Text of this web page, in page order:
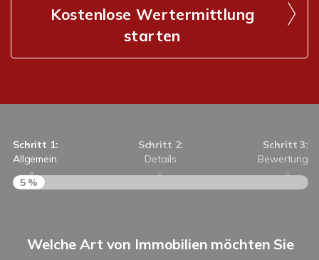
Kostenlose Wertermittlung
starten
Schritt 1:
Allgemein
Schritt 2:
Details
Schritt 3:
Bewertung
5 %
Welche Art von Immobilien möchten Sie